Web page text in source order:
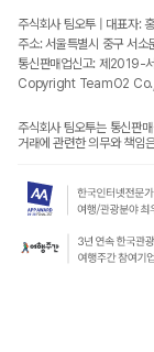
주식회사 팀오투 | 대표
주소: 서울특별시 중구 서
통신판매업신고: 제2019-
Copyright TeamO2
주식회사 팀오투는 통신판
거래에 관련한 의무와 책임